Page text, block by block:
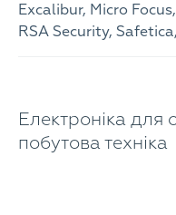
Excalibur, Micro
RSA Security,
Електроніка для
побутова техніка